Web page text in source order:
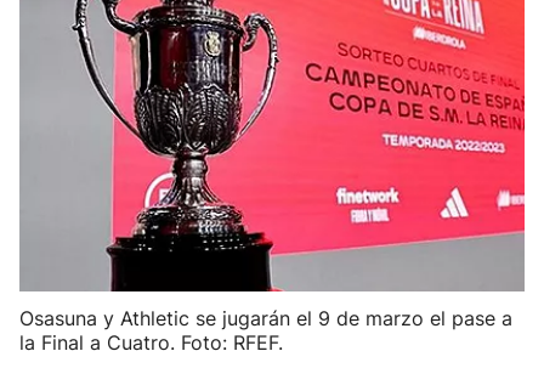
Kirolak 360
Atletismo
Carreras de montaña
Más deportes
"Helmuga"
Osasuna y Athletic se jugarán el 9 de marzo el pase a
la Final a Cuatro. Foto: RFEF.